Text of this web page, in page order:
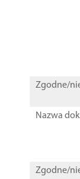
Zgodne/
Nazwa
Zgodne/